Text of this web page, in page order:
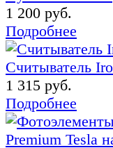
1 200 руб.
Подробнее
Считыватель
1 315 руб.
Подробнее